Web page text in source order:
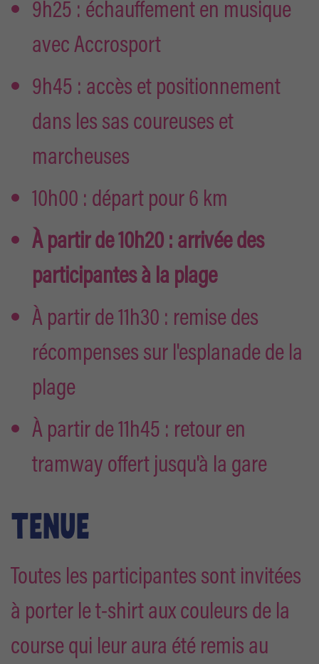
9h25 : échauffement en musique
avec Accrosport
9h45 : accès et positionnement
dans les sas coureuses et
marcheuses
10h00 : départ pour 6 km
À partir de 10h20 : arrivée des
participantes à la plage
À partir de 11h30 : remise des
récompenses sur l'esplanade de la
plage
À partir de 11h45 : retour en
tramway offert jusqu'à la gare
TENUE
Toutes les participantes sont invitées
à porter le t-shirt aux couleurs de la
course qui leur aura été remis au